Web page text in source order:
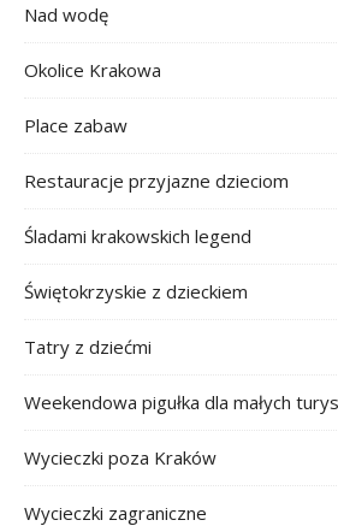
Nad wodę
Okolice Krakowa
Place zabaw
Restauracje przyjazne dzieciom
Śladami krakowskich legend
Świętokrzyskie z dzieckiem
Tatry z dziećmi
Weekendowa pigułka dla małych
Wycieczki poza Kraków
Wycieczki zagraniczne